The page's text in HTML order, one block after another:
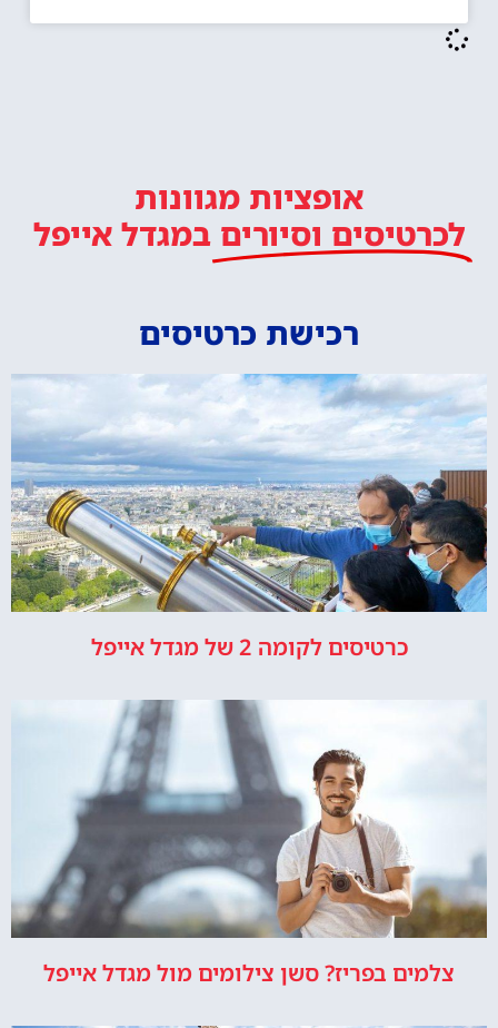
אופציות מגוונות
לכרטיסים וסיורים במגדל אייפל
רכישת כרטיסים
כרטיסים לקומה 2 של מגדל אייפל
צלמים בפריז? סשן צילומים מול מגדל אייפל